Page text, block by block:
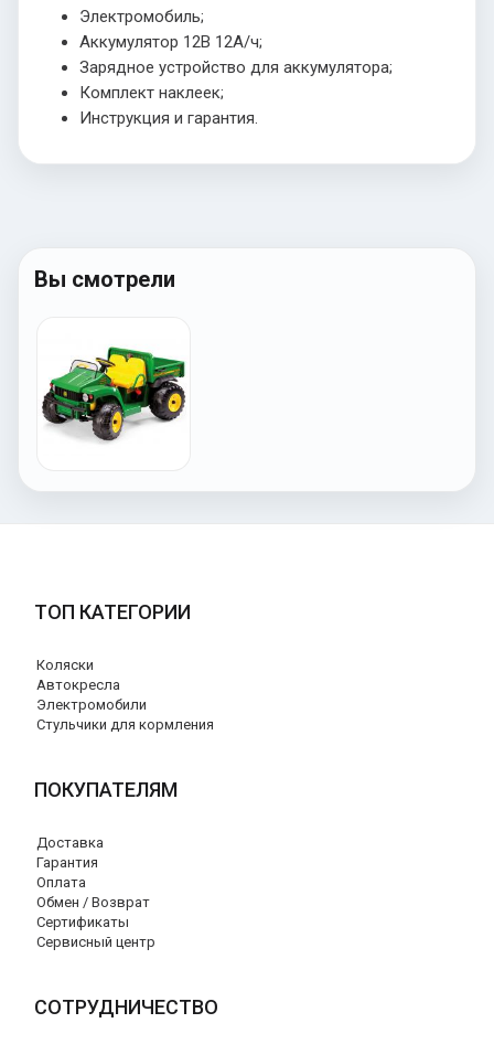
Электромобиль;
Аккумулятор 12В 12А/ч;
Зарядное устройство для аккумулятора;
Комплект наклеек;
Инструкция и гарантия.
Вы смотрели
ТОП КАТЕГОРИИ
Коляски
Автокресла
Электромобили
Стульчики для кормления
ПОКУПАТЕЛЯМ
Доставка
Гарантия
Оплата
Обмен / Возврат
Сертификаты
Сервисный центр
СОТРУДНИЧЕСТВО